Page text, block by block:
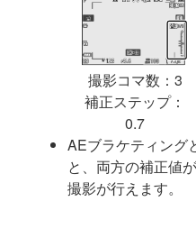
撮影コマ数：3
補正ステップ：
0.7
AEブラケティング
と、両方の補正値
撮影が行えます。